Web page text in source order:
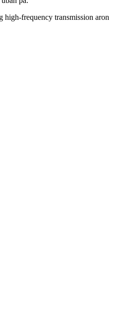
frequency transmission aron